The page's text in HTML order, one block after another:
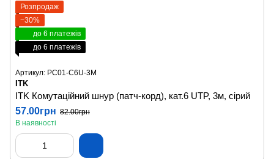
Розпродаж
−30%
до 6 платежів
до 6 платежів
Артикул: PC01-C6U-3M
ITK
ITK Комутаційний шнур (патч-корд), кат.6 UTP, 3м, сірий
57.00грн 82.00грн
В наявності